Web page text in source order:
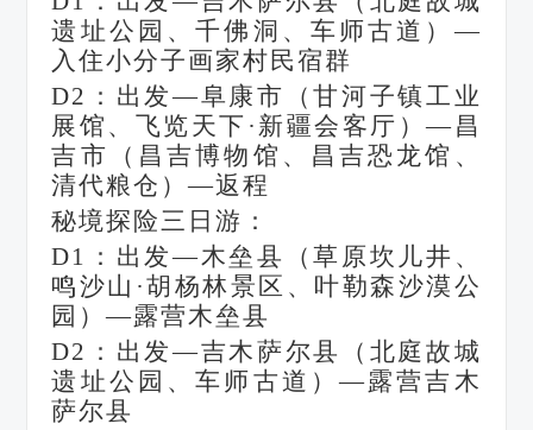
遗址公园、千佛洞、车师古道）—
入住小分子画家村民宿群
D2：出发—阜康市（甘河子镇工业
展馆、飞览天下·新疆会客厅）—昌
吉市（昌吉博物馆、昌吉恐龙馆、
清代粮仓）—返程
秘境探险三日游：
D1：出发—木垒县（草原坎儿井、
鸣沙山·胡杨林景区、叶勒森沙漠公
园）—露营木垒县
D2：出发—吉木萨尔县（北庭故城
遗址公园、车师古道）—露营吉木
萨尔县